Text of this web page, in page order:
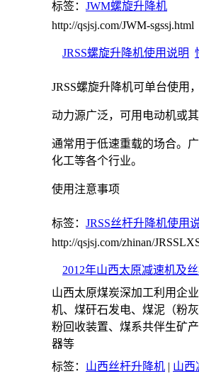
标签： JWM螺旋升降机
http://qsjsj.com/JWM-sgssj.html
JRSS螺旋升降机使用说明
JRSS螺旋升降机可单台使用
动力源广泛，可用电动机或
通常用于低速重载的场合。
化工等各个行业。
使用注意事项
标签： JRSS丝杆升降机使用
http://qsjsj.com/zhinan/
2012年山西太原减速机及
山西太原煤炭深加工利用企
机、煤矸石发电、煤泥（粉
粉回收装置、煤系共伴生矿
器等
标签： 山西丝杆升降机 | 山西